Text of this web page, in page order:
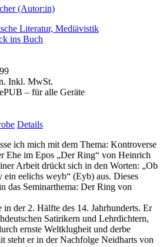
(Autor:in)
Literatur, Mediävistik
ins Buch
Inkl. MwSt.
– für alle Geräte
Details
ich mich mit dem Thema: Kontroverse
Ehe im Epos „Der Ring“ von Heinrich
Arbeit drückt sich in den Worten: „Ob
ein eelichs weyb“ (Eyb) aus. Dieses
das Seminarthema: Der Ring von
der 2. Hälfte des 14. Jahrhunderts. Er
Satirikern und Lehrdichtern,
ernste Weltklugheit und derbe
steht er in der Nachfolge Neidharts von